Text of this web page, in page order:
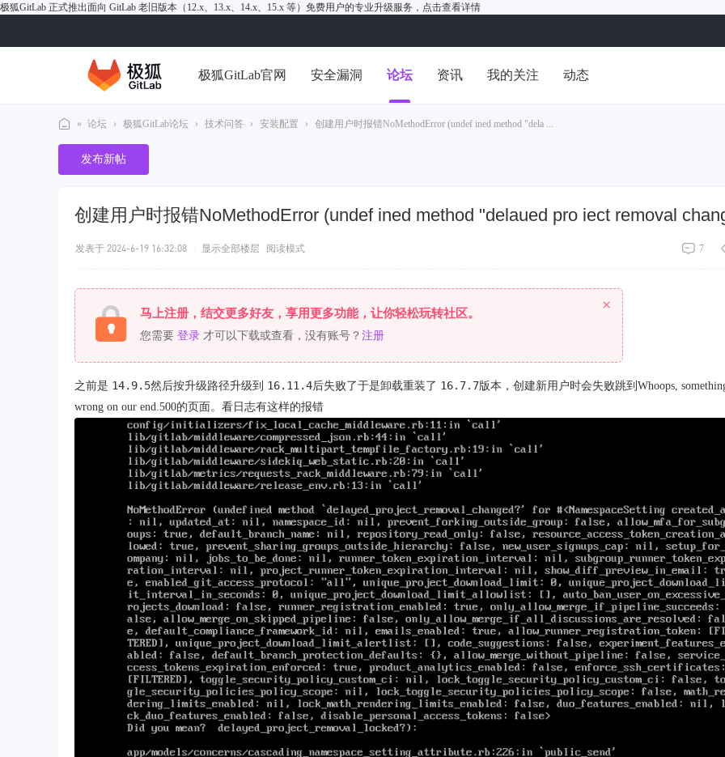
极狐GitLab 正式推出面向 GitLab 老旧版本（12.x、13.x、14.x、15.x 等）免费用户的专业升级服务， 点击查看详情
极狐GitLab官网 安全漏洞 论坛 资讯 我的关注 动态
极
狐
» 论坛 › 极狐GitLab论坛 › 技术问答 › 安装配置 › 创建用户时报错NoMethodError (undef ined method "dela ...
发布新帖
创建用户时报错NoMethodError (undef ined method "delaued pro iect removal
7
发表于 2024-6-19 16:32:08 显示全部楼层 阅读模式
马上注册，结交更多好友，享用更多功能，让你轻松玩转社区。
您需要 登录 才可以下载或查看，没有账号？ 注册
×
之前是 14.9.5然后按升级路径升级到 16.11.4后失败了于是卸载重装了 16.7.7版本，创建新用户时会失败跳到Whoops,
wrong on our end.500的页面。看日志有这样的报错